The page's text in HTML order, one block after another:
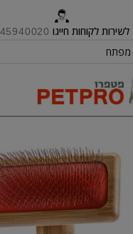
לשירות לקוחות חייגו